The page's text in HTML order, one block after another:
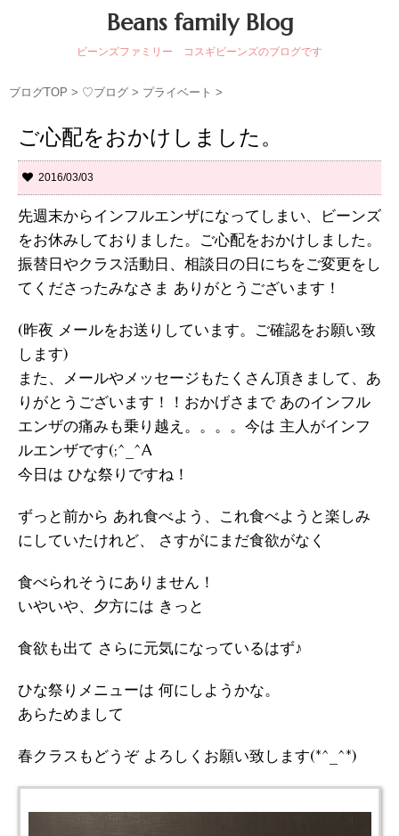
Beans family Blog
ビーンズファミリー コスギビーンズのブログです
ブログTOP > ♡ブログ > プライベート >
ご心配をおかけしました。
2016/03/03
先週末からインフルエンザになってしまい、ビーンズ
をお休みしておりました。ご心配をおかけしました。
振替日やクラス活動日、相談日の日にちをご変更をし
てくださったみなさま ありがとうございます！
(昨夜 メールをお送りしています。ご確認をお願い致
します)
また、メールやメッセージもたくさん頂きまして、あ
りがとうございます！！おかげさまで あのインフル
エンザの痛みも乗り越え。。。。今は 主人がインフ
ルエンザです(;^_^A
今日は ひな祭りですね！
ずっと前から あれ食べよう、これ食べようと楽しみ
にしていたけれど、 さすがにまだ食欲がなく
食べられそうにありません！
いやいや、夕方には きっと
食欲も出て さらに元気になっているはず♪
ひな祭りメニューは 何にしようかな。
あらためまして
春クラスもどうぞ よろしくお願い致します(*^_^*)